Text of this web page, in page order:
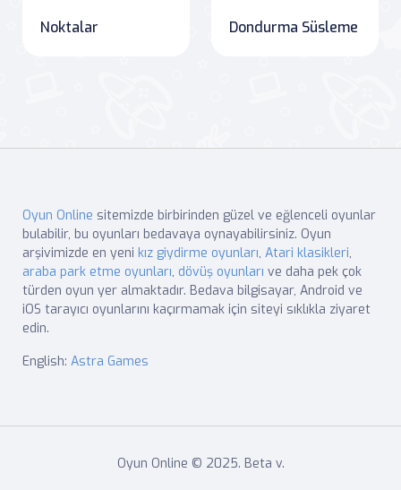
Noktalar Dondurma Süsleme
Oyun Online sitemizde birbirinden güzel ve eğlenceli oyunlar
bulabilir, bu oyunları bedavaya oynayabilirsiniz. Oyun
arşivimizde en yeni kız giydirme oyunları, Atari klasikleri,
araba park etme oyunları, dövüş oyunları ve daha pek çok
türden oyun yer almaktadır. Bedava bilgisayar, Android ve
iOS tarayıcı oyunlarını kaçırmamak için siteyi sıklıkla ziyaret
edin.
English: Astra Games
Oyun Online © 2025. Beta v.